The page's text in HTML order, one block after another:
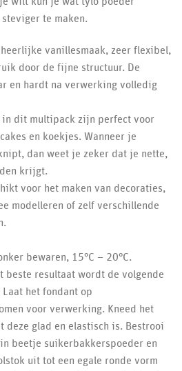
te maken.
heerlijke vanillesmaak, zeer flexibel,
door de fijne structuur. De
en hardt na verwerking volledig
dit multipack zijn perfect voor
en koekjes. Wanneer je
dan weet je zeker dat je nette,
krijgt.
voor het maken van decoraties,
modelleren of zelf verschillende
bewaren, 15°C – 20°C.
beste resultaat wordt de volgende
het fondant op
voor verwerking. Kneed het
deze glad en elastisch is. Bestrooi
beetje suikerbakkerspoeder en
uit tot een egale ronde vorm